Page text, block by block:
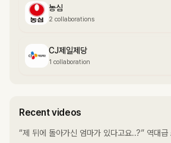
농심
2 collaborations
CJ제일제당
1 collaboration
Recent videos